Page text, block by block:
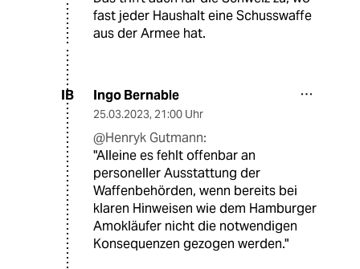
fast jeder Haushalt eine Schusswaffe
aus der Armee hat.
IB Ingo Bernable
25.03.2023, 21:00 Uhr
@Henryk Gutmann:
"Alleine es fehlt offenbar an
personeller Ausstattung der
Waffenbehörden, wenn bereits bei
klaren Hinweisen wie dem Hamburger
Amokläufer nicht die notwendigen
Konsequenzen gezogen werden."